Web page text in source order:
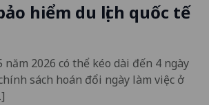
hiểm du lịch quốc tế
năm 2026 có thể kéo dài đến 4 ngày
sách hoán đổi ngày làm việc ở